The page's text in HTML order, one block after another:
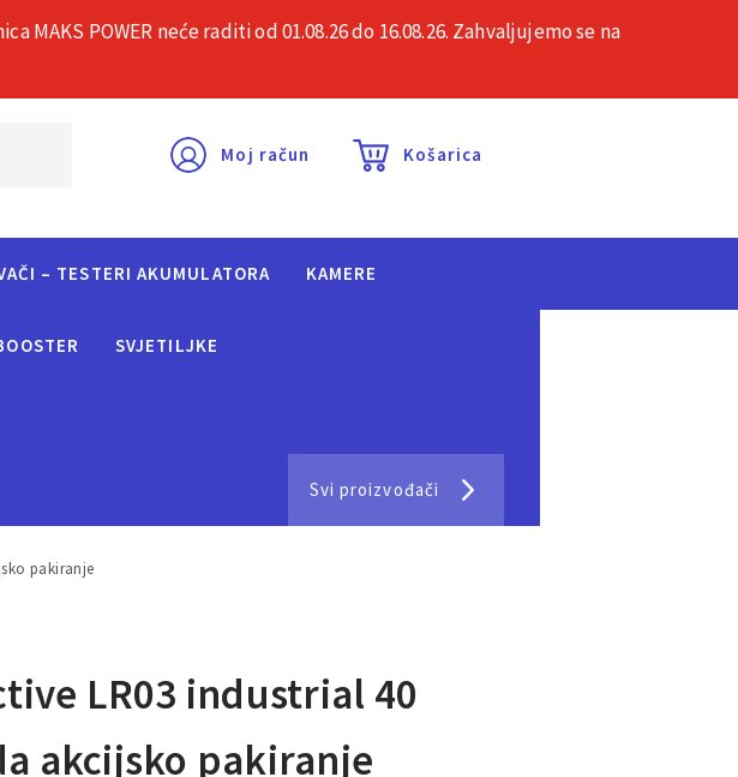
O nama Česta pitanja Kontakt
Moj račun Košarica
– TESTERI AKUMULATORA KAMERE
SVJETILJKE
Svi proizvođači
pakiranje
LR03 industrial 40
akcijsko pakiranje
POWER neće raditi od 01.08.26 do 16.08.26. Zahvaljujemo se na